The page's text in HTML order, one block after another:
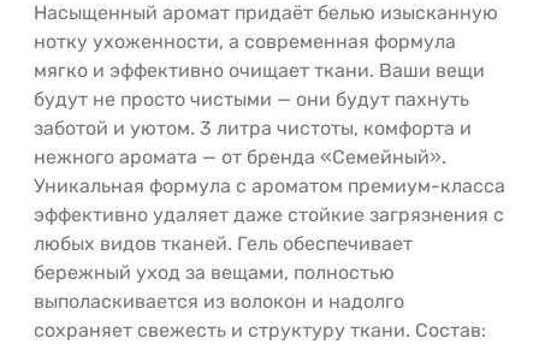
Насыщенный аромат придаёт белью изысканную
нотку ухоженности, а современная формула
мягко и эффективно очищает ткани. Ваши вещи
будут не просто чистыми — они будут пахнуть
заботой и уютом. 3 литра чистоты, комфорта и
нежного аромата — от бренда «Семейный».
Уникальная формула с ароматом премиум-класса
эффективно удаляет даже стойкие загрязнения с
любых видов тканей. Гель обеспечивает
бережный уход за вещами, полностью
выполаскивается из волокон и надолго
сохраняет свежесть и структуру ткани. Состав: